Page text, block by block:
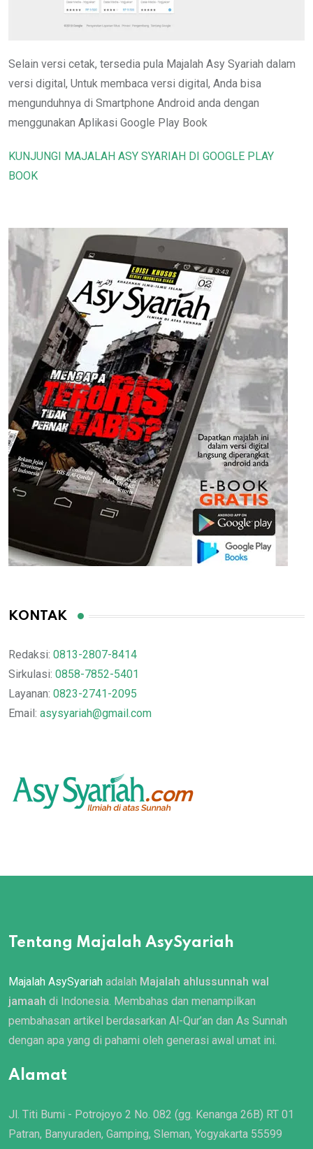
Selain versi cetak, tersedia pula Majalah Asy Syariah dalam
versi digital, Untuk membaca versi digital, Anda bisa
mengunduhnya di Smartphone Android anda dengan
menggunakan Aplikasi Google Play Book
KUNJUNGI MAJALAH ASY SYARIAH DI GOOGLE PLAY
BOOK
KONTAK
Redaksi: 0813-2807-8414
Sirkulasi: 0858-7852-5401
Layanan: 0823-2741-2095
Email: asysyariah@gmail.com
Tentang Majalah AsySyariah
Majalah AsySyariah adalah Majalah ahlussunnah wal
jamaah di Indonesia. Membahas dan menampilkan
pembahasan artikel berdasarkan Al-Qur’an dan As Sunnah
dengan apa yang di pahami oleh generasi awal umat ini.
Alamat
Jl. Titi Bumi - Potrojoyo 2 No. 082 (gg. Kenanga 26B) RT 01
Patran, Banyuraden, Gamping, Sleman, Yogyakarta 55599